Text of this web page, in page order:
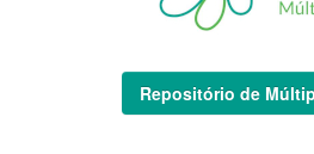
Repositório de